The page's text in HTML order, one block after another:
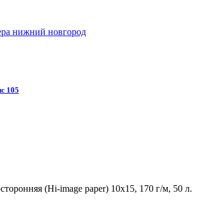
нижний новгород
105
(Hi-image paper) 10x15, 170 г/м, 50 л.